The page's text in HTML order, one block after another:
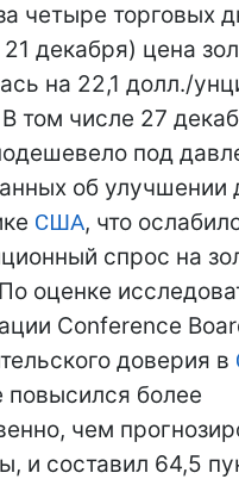
четыре торговых
декабря) цена
на 22,1 долл./
В том числе 27
под
об улучшении
США, что
спрос на
оценке
Conference
доверия в
повысился более
чем
и составил 64,5